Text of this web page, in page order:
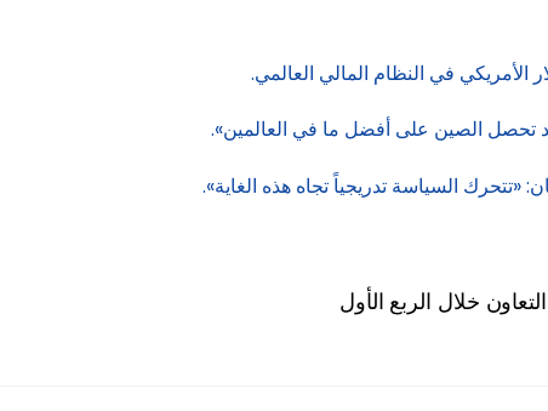
الأمريكي في النظام المالي العالمي.
تحصل الصين على أفضل ما في العالمين».
السياسة تدريجياً تجاه هذه الغاية».
خلال الربع الأول